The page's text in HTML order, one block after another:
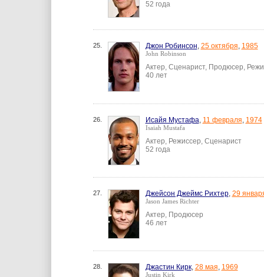
52 года
25. Джон Робинсон, 25 октября, 1985
John Robinson
Актер, Сценарист, Продюсер,
40 лет
26. Исайя Мустафа, 11 февраля, 1974
Isaiah Mustafa
Актер, Режиссер, Сценарист
52 года
27. Джейсон Джеймс Рихтер, 29
Jason James Richter
Актер, Продюсер
46 лет
28. Джастин Кирк, 28 мая, 1969
Justin Kirk